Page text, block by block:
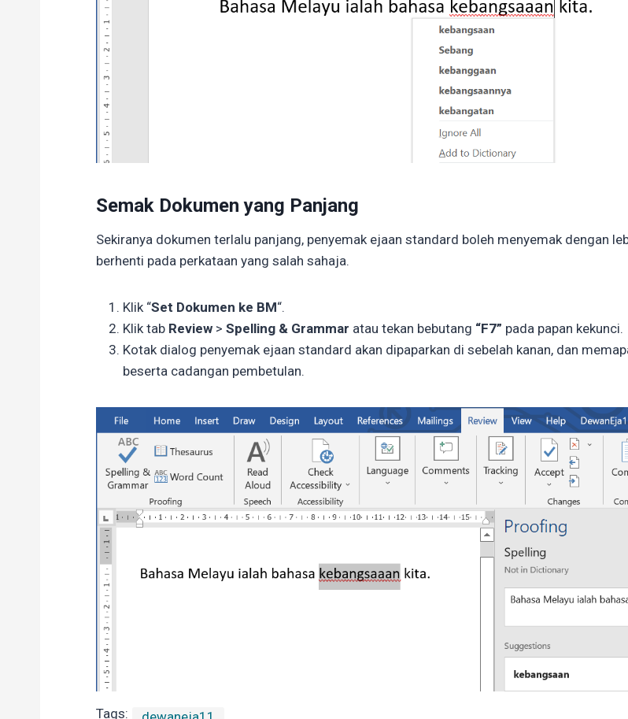
Semak Dokumen yang Panjang
Sekiranya dokumen terlalu panjang, penyemak ejaan standard boleh menyemak dengan
berhenti pada perkataan yang salah sahaja.
Klik “Set Dokumen ke BM“.
Klik tab Review > Spelling & Grammar atau tekan bebutang “F7” pada papan kekunci.
Kotak dialog penyemak ejaan standard akan dipaparkan di sebelah kanan, dan
beserta cadangan pembetulan.
Tags: